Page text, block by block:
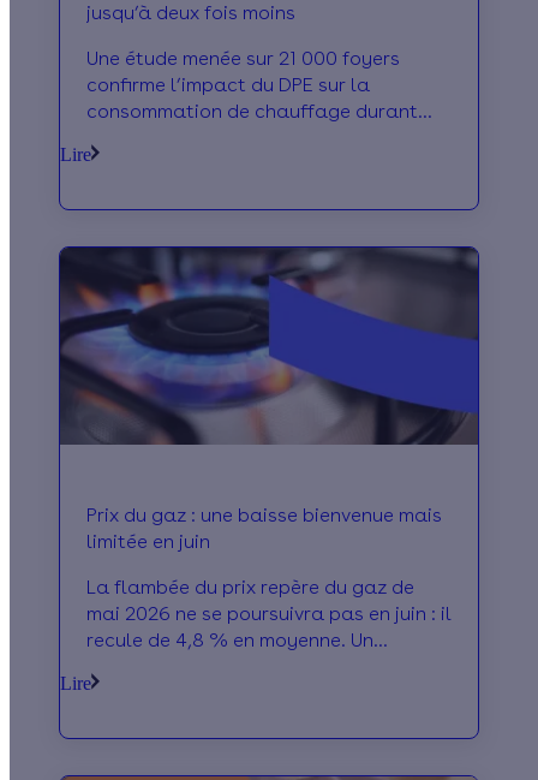
jusqu’à deux fois moins
Une étude menée sur 21 000 foyers
confirme l’impact du DPE sur la
consommation de chauffage durant
Lire
Prix du gaz : une baisse bienvenue mais
limitée en juin
La flambée du prix repère du gaz de
mai 2026 ne se poursuivra pas en juin : il
recule de 4,8 % en moyenne. Un
foyers concernés. Qui va en profiter ?
On fait le point.
Lire